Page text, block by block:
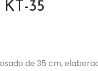
35
de 35 cm,